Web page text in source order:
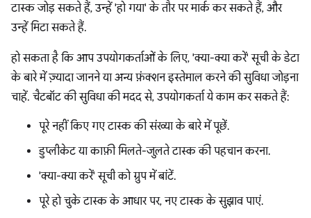
टास्क जोड़ सकते हैं, उन्हें 'हो गया' के तौर पर मार्क कर सकते हैं, और
उन्हें मिटा सकते हैं.
हो सकता है कि आप उपयोगकर्ताओं के लिए, 'क्या-क्या करें' सूची के डेटा
के बारे में ज़्यादा जानने या अन्य फ़ंक्शन इस्तेमाल करने की सुविधा जोड़ना
चाहें. चैटबॉट की सुविधा की मदद से, उपयोगकर्ता ये काम कर सकते हैं:
पूरे नहीं किए गए टास्क की संख्या के बारे में पूछें.
डुप्लीकेट या काफ़ी मिलते-जुलते टास्क की पहचान करना.
'क्या-क्या करें' सूची को ग्रुप में बांटें.
पूरे हो चुके टास्क के आधार पर, नए टास्क के सुझाव पाएं.